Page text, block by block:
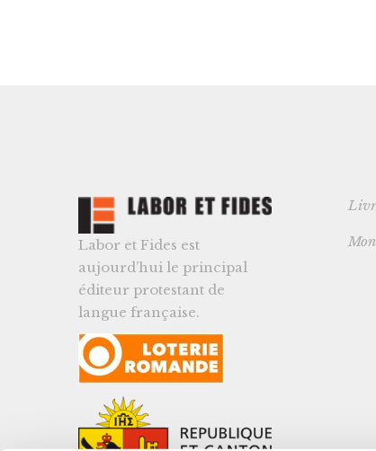
Labor et Fides est
aujourd’hui le principal
éditeur protestant de
langue française.